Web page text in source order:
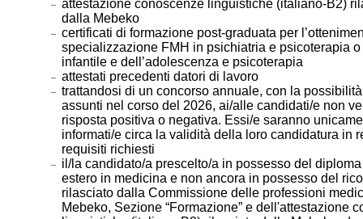
attestazione conoscenze linguistiche (italiano-B2)
dalla Mebeko
certificati di formazione post-graduata per
specializzazione FMH in psichiatria e psicoterapia
infantile e dell’adolescenza e psicoterapia
attestati precedenti datori di lavoro
trattandosi di un concorso annuale, con la
assunti nel corso del 2026, ai/alle candidati/e non
risposta positiva o negativa. Essi/e saranno
informati/e circa la validità della loro candidatura in
requisiti richiesti
il/la candidato/a prescelto/a in possesso del
estero in medicina e non ancora in possesso del
rilasciato dalla Commissione delle professioni
Mebeko, Sezione “Formazione” e dell'attestazione